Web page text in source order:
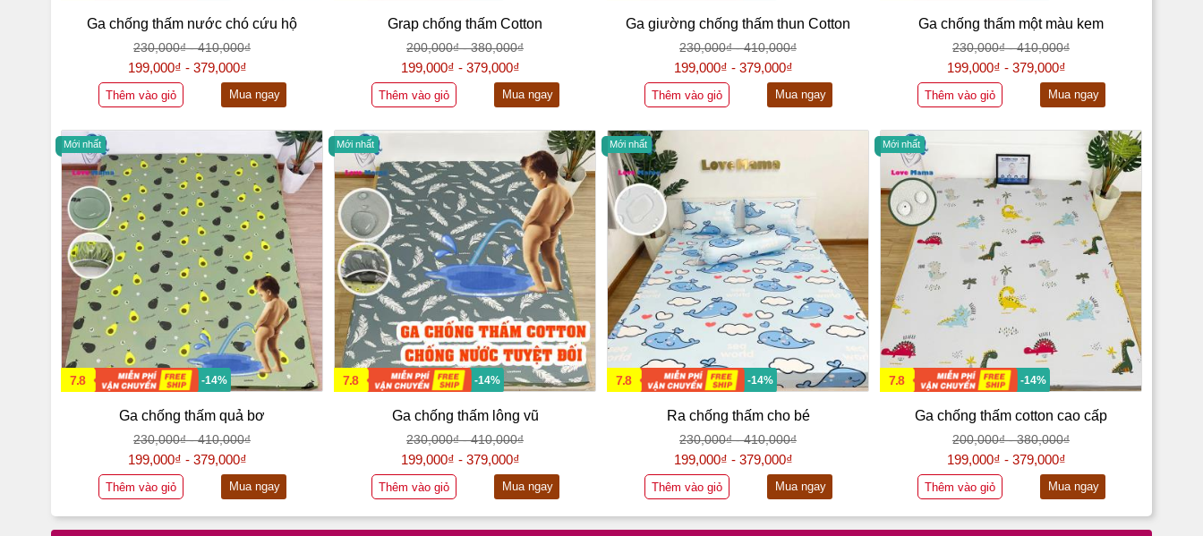
Ga chống thấm nước chó cứu hộ
230,000₫ - 410,000₫
199,000₫ - 379,000₫
Thêm vào giỏ Mua ngay
Grap chống thấm Cotton
200,000₫ - 380,000₫
199,000₫ - 379,000₫
Thêm vào giỏ Mua ngay
Ga giường chống thấm thun Cotton
230,000₫ - 410,000₫
199,000₫ - 379,000₫
Thêm vào giỏ Mua ngay
Ga chống thấm một màu kem
230,000₫ - 410,000₫
199,000₫ - 379,000₫
Thêm vào giỏ Mua ngay
Mới nhất
7.8 -14%
Ga chống thấm quả bơ
230,000₫ - 410,000₫
199,000₫ - 379,000₫
Thêm vào giỏ Mua ngay
Mới nhất
7.8 -14%
Ga chống thấm lông vũ
230,000₫ - 410,000₫
199,000₫ - 379,000₫
Thêm vào giỏ Mua ngay
Mới nhất
7.8 -14%
Ra chống thấm cho bé
230,000₫ - 410,000₫
199,000₫ - 379,000₫
Thêm vào giỏ Mua ngay
Mới nhất
7.8 -14%
Ga chống thấm cotton cao cấp
200,000₫ - 380,000₫
199,000₫ - 379,000₫
Thêm vào giỏ Mua ngay